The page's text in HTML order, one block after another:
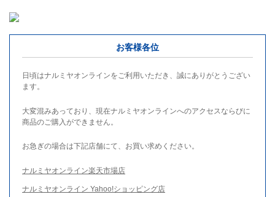
お客様各位
日頃はナルミヤオンラインをご利用いただき、誠にありがとうござい
ます。
大変混みあっており、現在ナルミヤオンラインへのアクセスならびに
商品のご購入ができません。
お急ぎの場合は下記店舗にて、お買い求めください。
ナルミヤオンライン楽天市場店
ナルミヤオンライン Yahoo!ショッピング店